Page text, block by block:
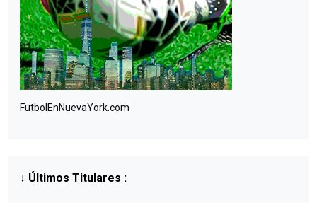
FutbolEnNuevaYork.com
↓ Últimos Titulares :